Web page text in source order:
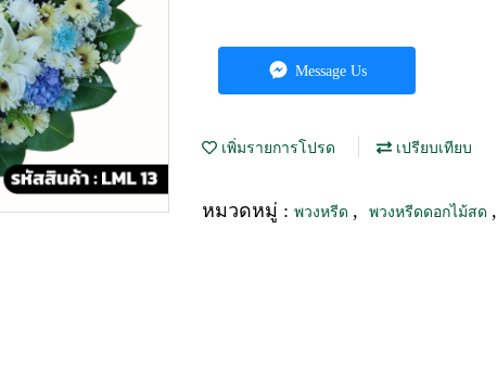
Message Us
เพิ่มรายการโปรด เปรียบเทียบ
หมวดหมู่ : พวงหรีด , พวงหรีดดอกไม้สด ,